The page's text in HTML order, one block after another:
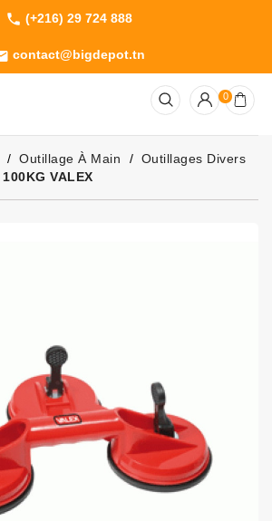
phone (+216) 29 724 888
contact@bigdepot.tn
0
Outillage À Main
Outillages Divers
VALEX